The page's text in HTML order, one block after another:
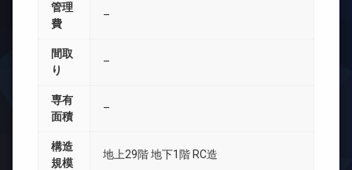
管理
費
–
間取
り
–
専有
面積
–
構造
規模
地上29階 地下1階 RC造